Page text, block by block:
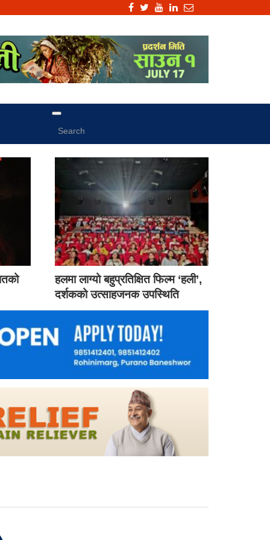
हलमा लाग्यो बहुप्रतिक्षित फिल्म ‘हली’,
दर्शकको उत्साहजनक उपस्थिति